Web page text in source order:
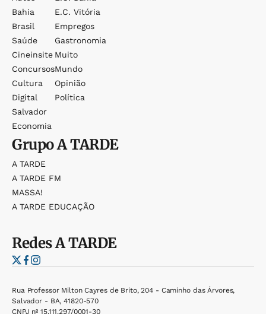
Bahia
Brasil
Saúde
Cineinsite
Concursos
Cultura
Digital
Salvador
Economia
E.c. Vitória
Empregos
Gastronomia
Muito
Mundo
Opinião
Política
GrupoA TARDE
A TARDE
A TARDE FM
MASSA!
A TARDE EDUCAÇÃO
RedesA TARDE
Rua Professor Milton Cayres de Brito, 204 - Caminho das Árvores,
Salvador - BA, 41820-570
CNPJ nº 15.111.297/0001-30